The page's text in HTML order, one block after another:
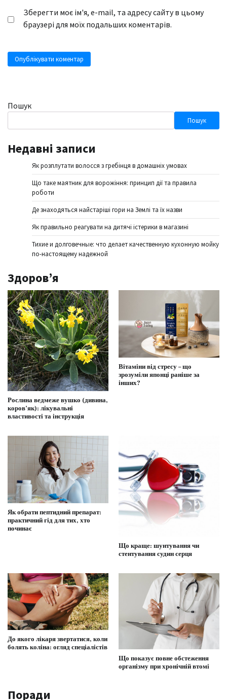
Зберегти моє ім'я, e-mail, та адресу сайту в цьому
браузері для моїх подальших коментарів.
Пошук
Пошук
Недавні записи
Як розплутати волосся з гребінця в домашніх умовах
Що таке маятник для ворожіння: принцип дії та правила
роботи
Де знаходяться найстаріші гори на Землі та їх назви
Як правильно реагувати на дитячі істерики в магазині
Тихие и долговечные: что делает качественную кухонную мойку
по-настоящему надежной
Здоров’я
Рослина ведмеже вушко (дивина,
коров’як): лікувальні
властивості та інструкція
Вітаміни від стресу – що
зрозуміли японці раніше за
інших?
Як обрати пептидний препарат:
практичний гід для тих, хто
починає
Що краще: шунтування чи
стентування судин серця
До якого лікаря звертатися, коли
болять коліна: огляд спеціалістів
Що показує повне обстеження
організму при хронічній втомі
Поради